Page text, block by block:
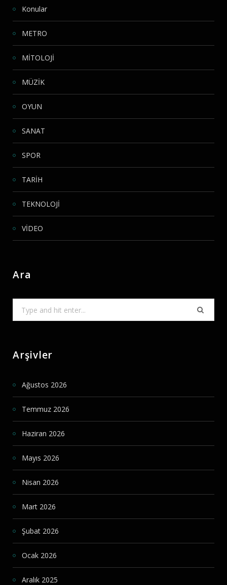
Konular
METRO
MİTOLOJİ
MÜZİK
OYUN
SANAT
SPOR
TARİH
TEKNOLOJİ
VİDEO
Ara
Arşivler
Ağustos 2026
Temmuz 2026
Haziran 2026
Mayıs 2026
Nisan 2026
Mart 2026
Şubat 2026
Ocak 2026
Aralık 2025